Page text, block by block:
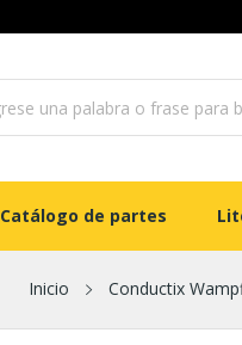
Catálogo de partes
Inicio Conductix